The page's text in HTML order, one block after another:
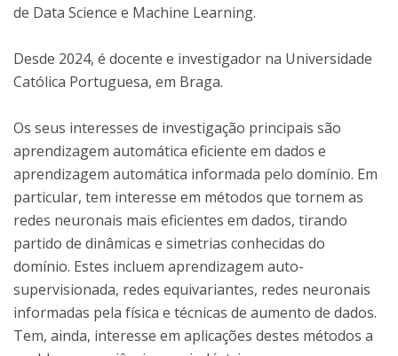
de Data Science e Machine Learning.
Desde 2024, é docente e investigador na Universidade
Católica Portuguesa, em Braga.
Os seus interesses de investigação principais são
aprendizagem automática eficiente em dados e
aprendizagem automática informada pelo domínio. Em
particular, tem interesse em métodos que tornem as
redes neuronais mais eficientes em dados, tirando
partido de dinâmicas e simetrias conhecidas do
domínio. Estes incluem aprendizagem auto-
supervisionada, redes equivariantes, redes neuronais
informadas pela física e técnicas de aumento de dados.
Tem, ainda, interesse em aplicações destes métodos a